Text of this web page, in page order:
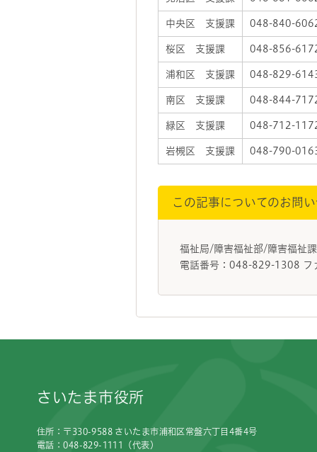
中央区 支援課 048-840-
桜区 支援課 048-856-
浦和区 支援課 048-829-
南区 支援課 048-844-
緑区 支援課 048-712-
岩槻区 支援課 048-790-
この記事についてのお問
福祉局/障害福祉部/障害福祉
電話番号：048-829-1308 フ
さいたま市役所
住所：〒330-9588 さいたま市浦和区常盤六丁目4番4号
電話：048-829-1111（代表）